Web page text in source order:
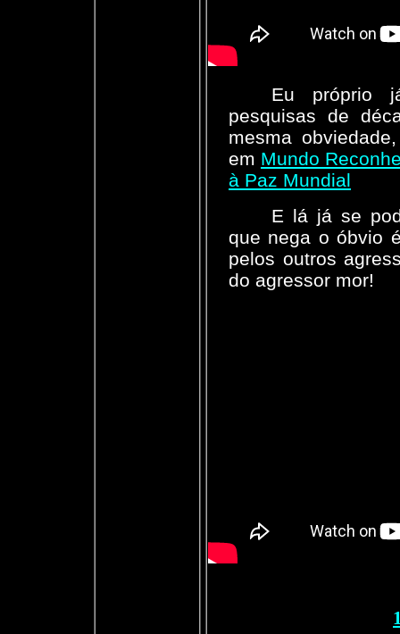
Eu próprio
pesquisas de
mesma
em Mundo
à Paz Mundial
E lá já se
que nega o óbvio
pelos outros
do agressor mor!